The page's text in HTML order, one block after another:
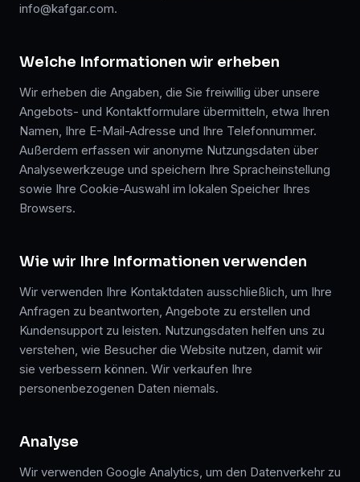
info@kafgar.com.
Welche Informationen wir erheben
Wir erheben die Angaben, die Sie freiwillig über unsere
Angebots- und Kontaktformulare übermitteln, etwa Ihren
Namen, Ihre E-Mail-Adresse und Ihre Telefonnummer.
Außerdem erfassen wir anonyme Nutzungsdaten über
Analysewerkzeuge und speichern Ihre Spracheinstellung
sowie Ihre Cookie-Auswahl im lokalen Speicher Ihres
Browsers.
Wie wir Ihre Informationen verwenden
Wir verwenden Ihre Kontaktdaten ausschließlich, um Ihre
Anfragen zu beantworten, Angebote zu erstellen und
Kundensupport zu leisten. Nutzungsdaten helfen uns zu
verstehen, wie Besucher die Website nutzen, damit wir
sie verbessern können. Wir verkaufen Ihre
personenbezogenen Daten niemals.
Analyse
Wir verwenden Google Analytics, um den Datenverkehr zu